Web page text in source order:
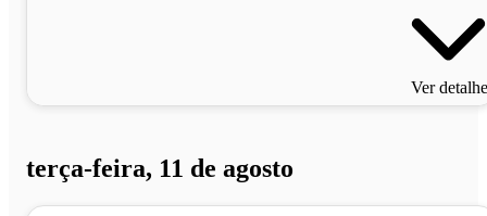
Ver
terça-feira, 11 de agosto